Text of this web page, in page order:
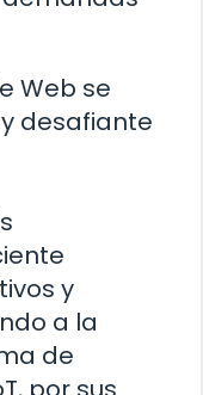
Web se
desafiante
y
a la
de